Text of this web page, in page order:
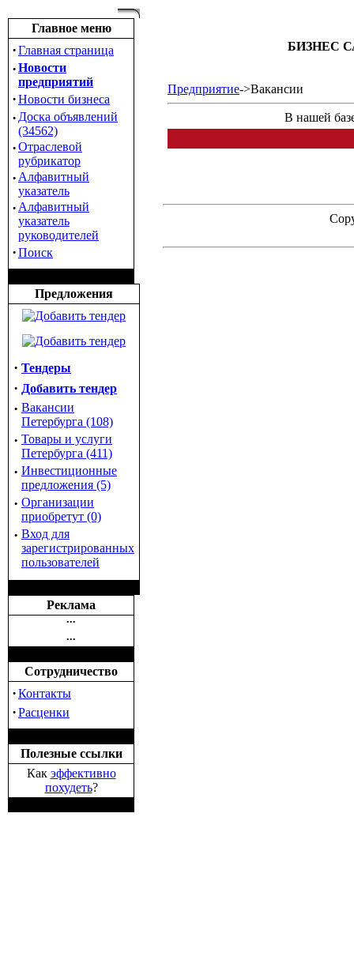
Главное меню
·Главная страница
·Новости
предприятий
·Новости бизнеса
· Доска объявлений
(34562)
·Отраслевой
рубрикатор
· Алфавитный
указатель
· Алфавитный
указатель
руководителей
·Поиск
Предложения
· Тендеры
· Добавить тендер
· Вакансии
Петербурга (108)
· Товары и услуги
Петербурга (411)
· Инвестиционные
предложения (5)
· Организации
приобретут (0)
· Вход для
зарегистрированных
пользователей
Реклама
•••
•••
Сотрудничество
·Контакты
·Расценки
Полезные ссылки
Как эффективно
похудеть?
БИЗНЕС
Предприятие->Вакансии
В нашей